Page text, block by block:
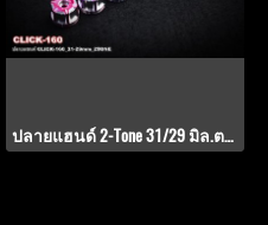
ปลายแฮนด์ 2-Tone 31/29 มิล.ตรงรุ่น GIORNO+ / CLICK-160